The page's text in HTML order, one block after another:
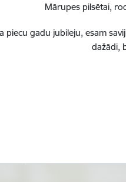
Mārupes pilsētai,
piecu gadu jubileju, esam
dažādi,
e-pastā.